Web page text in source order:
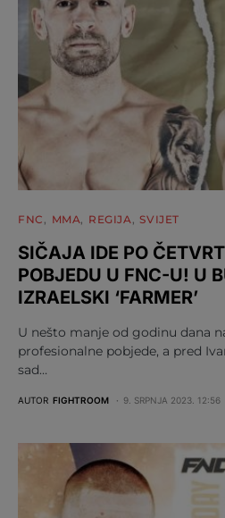
FNC MMA REGIJA SVIJET
SIČAJA IDE PO
POBJEDU U FNC-U! U
IZRAELSKI ‘FARMER’
U nešto manje od godinu dana
profesionalne pobjede, a pred
sad…
AUTOR FIGHTROOM 9. SRPNJA 2023. 12:56